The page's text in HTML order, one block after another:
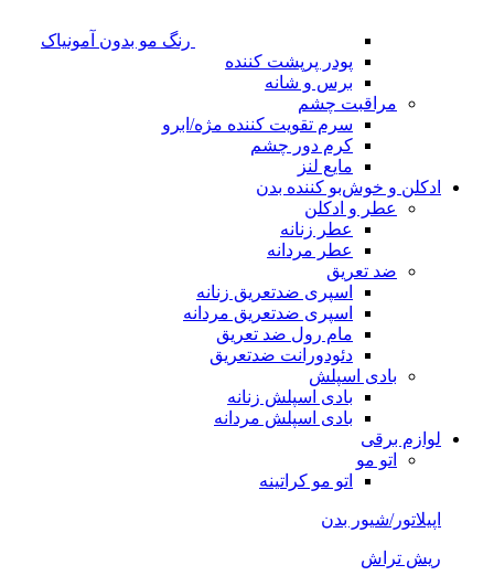
رنگ مو بدون آمونیاک
پودر پرپشت کننده
برس و شانه
مراقبت چشم
سرم تقویت کننده مژه/ابرو
کرم دور چشم
مایع لنز
ادکلن و خوش‌بو کننده بدن
عطر و ادکلن
عطر زنانه
عطر مردانه
ضد تعریق
اسپری ضدتعریق زنانه
اسپری ضدتعریق مردانه
مام رول ضد تعریق
دئودورانت ضدتعریق
بادی اسپلش
بادی اسپلش زنانه
بادی اسپلش مردانه
لوازم برقی
اتو مو
اتو مو کراتینه
اپیلاتور/شیور بدن
ریش تراش